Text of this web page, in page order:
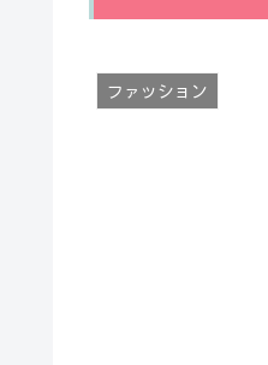
ファッション